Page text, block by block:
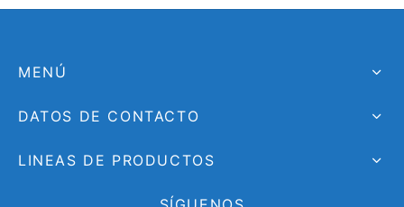
MENÚ
DATOS DE CONTACTO
LINEAS DE PRODUCTOS